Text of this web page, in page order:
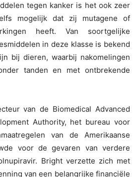
tegen kanker is het ook zeer
mogelijk dat zij mutagene of
heeft. Van soortgelijke
in deze klasse is bekend
bij dieren, waarbij nakomelingen
tanden en met ontbrekende
van de Biomedical Advanced
Authority, het bureau voor
van de Amerikaanse
voor de gevaren van verdere
Bright verzette zich met
van een belangrijke financiële